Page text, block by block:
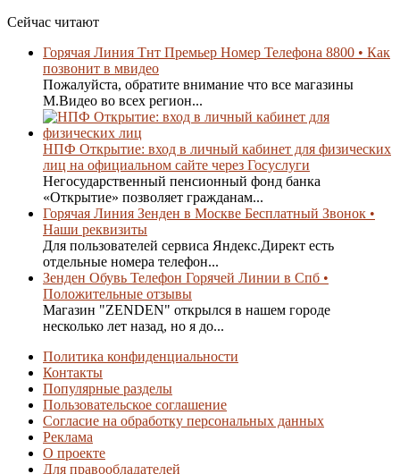
Сейчас читают
Горячая Линия Тнт Премьер Номер Телефона 8800 • Как
позвонит в мвидео
Пожалуйста, обратите внимание что все магазины
М.Видео во всех регион...
НПФ Открытие: вход в личный кабинет для физических
лиц на официальном сайте через Госуслуги
Негосударственный пенсионный фонд банка
«Открытие» позволяет гражданам...
Горячая Линия Зенден в Москве Бесплатный Звонок •
Наши реквизиты
Для пользователей сервиса Яндекс.Директ есть
отдельные номера телефон...
Зенден Обувь Телефон Горячей Линии в Спб •
Положительные отзывы
Магазин "ZENDEN" открылся в нашем городе
несколько лет назад, но я до...
Политика конфиденциальности
Контакты
Популярные разделы
Пользовательское соглашение
Согласие на обработку персональных данных
Реклама
О проекте
Для правообладателей